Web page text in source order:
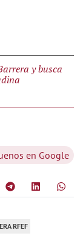
y busca
en Google
RFEF